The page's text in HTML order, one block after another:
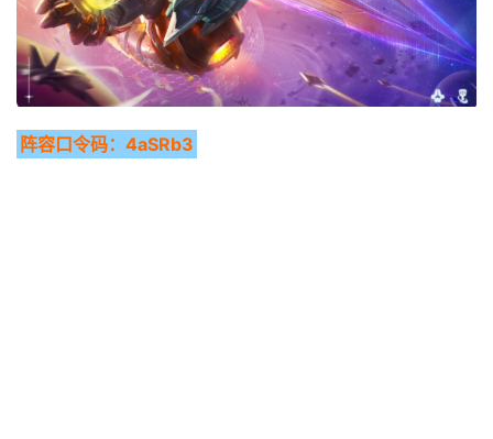
阵容口令码：4aSRb3